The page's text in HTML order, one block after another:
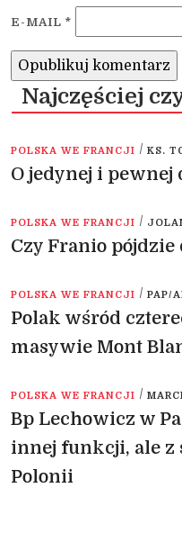
E-MAIL *
Najczęściej
POLSKA WE FRANCJI / KS.
O jedynej i pewnej
POLSKA WE FRANCJI /
Czy Franio pójdzie
POLSKA WE FRANCJI / PAP/
Polak wśród
masywie Mont
POLSKA WE FRANCJI /
Bp Lechowicz w
innej funkcji, ale z
Polonii